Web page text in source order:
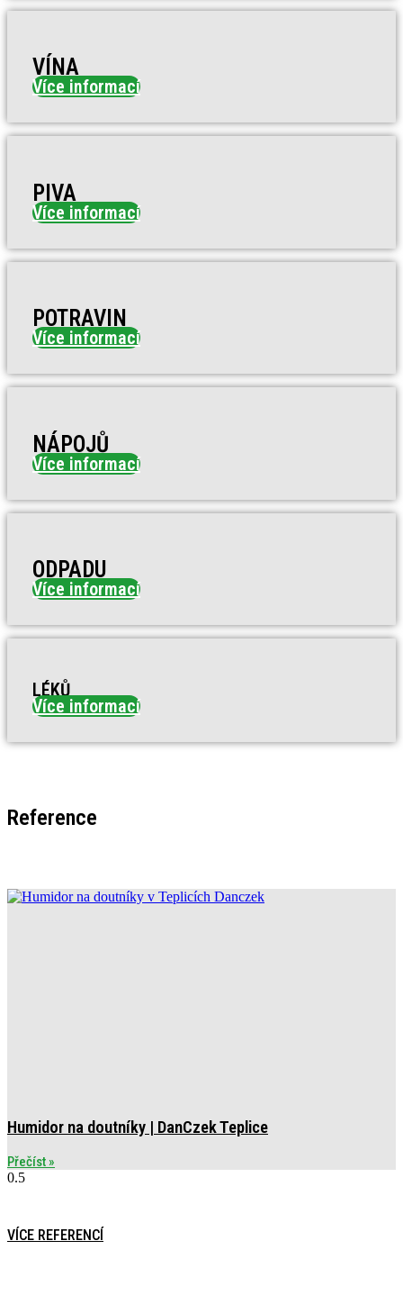
VÍNA
Více informací
PIVA
Více informací
POTRAVIN
Více informací
NÁPOJŮ
Více informací
ODPADU
Více informací
LÉKŮ
Více informací
Reference
Humidor na doutníky | DanCzek Teplice
Přečíst »
VÍCE REFERENCÍ